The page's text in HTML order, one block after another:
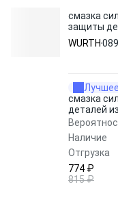
смазка
защиты
металла\
WURTH
смазка
деталей
Наличие
Отгрузка
774 ₽
815 ₽